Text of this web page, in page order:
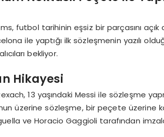
futbol tarihinin eşsiz bir parçasını açık
ile yaptığı ilk sözleşmenin yazılı
bekliyor.
Hikayesi
13 yaşındaki Messi ile sözleşme
üzerine sözleşme, bir peçete üzerine
ve Horacio Gaggioli tarafından